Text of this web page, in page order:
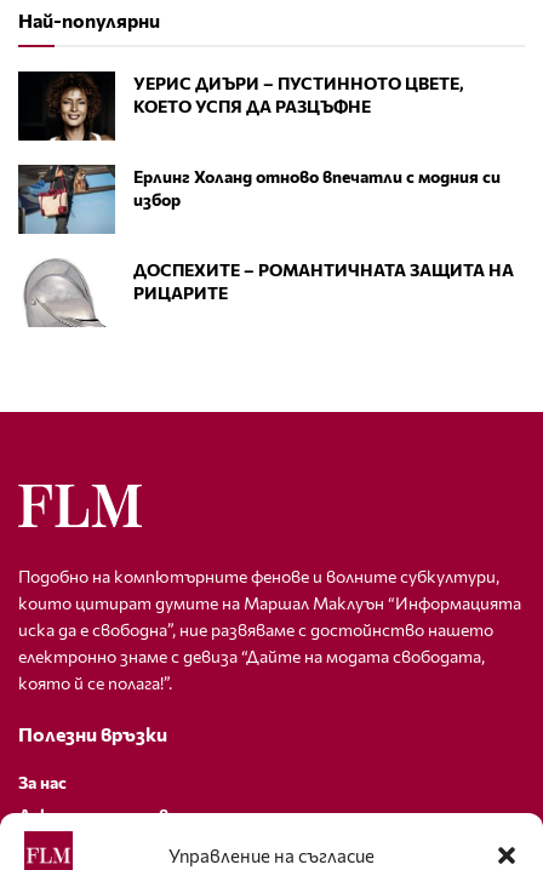
Управление на съгласие
Най-популярни
УЕРИС ДИЪРИ – ПУСТИННОТО ЦВЕТЕ,
КОЕТО УСПЯ ДА РАЗЦЪФНЕ
Ерлинг Холанд отново впечатли с модния си
избор
ДОСПЕХИТЕ – РОМАНТИЧНАТА ЗАЩИТА НА
РИЦАРИТЕ
Подобно на компютърните фенове и волните субкултури,
които цитират думите на Маршал Маклуън “Информацията
иска да е свободна”, ние развяваме с достойнство нашето
електронно знаме с девиза “Дайте на модата свободата,
която й се полага!”.
Полезни връзки
За нас
Декларация за поверителност
Политика за бисквитки